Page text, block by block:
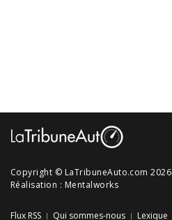
Copyright © LaTribuneAuto.com 2026
Réalisation : Mentalworks
Flux RSS Qui sommes-nous Lexique